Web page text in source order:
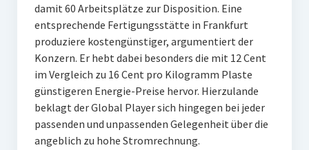
damit 60 Arbeitsplätze zur Disposition. Eine
entsprechende Fertigungsstätte in Frankfurt
produziere kostengünstiger, argumentiert der
Konzern. Er hebt dabei besonders die mit 12 Cent
im Vergleich zu 16 Cent pro Kilogramm Plaste
günstigeren Energie-Preise hervor. Hierzulande
beklagt der Global Player sich hingegen bei jeder
passenden und unpassenden Gelegenheit über die
angeblich zu hohe Stromrechnung.